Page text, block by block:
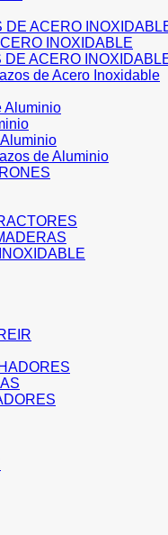
DE ACERO
INOXIDABLE
DE ACERO
de Acero Inoxidable
Aluminio
de Aluminio